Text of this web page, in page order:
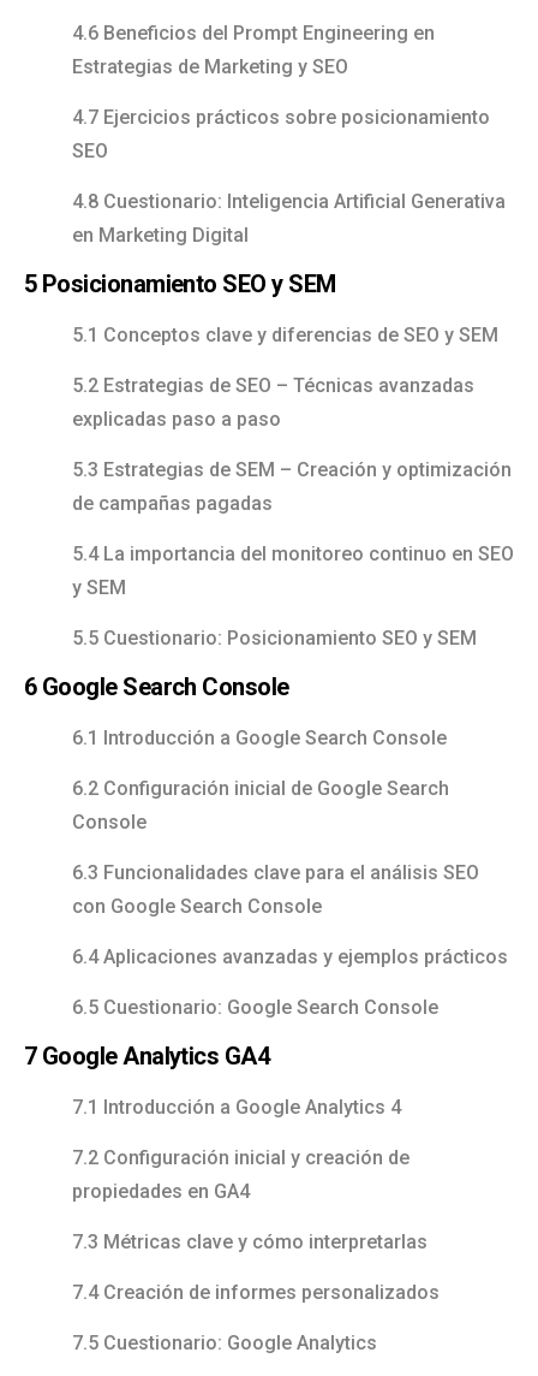
4.6 Beneficios del Prompt Engineering en
Estrategias de Marketing y SEO
4.7 Ejercicios prácticos sobre posicionamiento
SEO
4.8 Cuestionario: Inteligencia Artificial Generativa
en Marketing Digital
5 Posicionamiento SEO y SEM
5.1 Conceptos clave y diferencias de SEO y SEM
5.2 Estrategias de SEO – Técnicas avanzadas
explicadas paso a paso
5.3 Estrategias de SEM – Creación y optimización
de campañas pagadas
5.4 La importancia del monitoreo continuo en SEO
y SEM
5.5 Cuestionario: Posicionamiento SEO y SEM
6 Google Search Console
6.1 Introducción a Google Search Console
6.2 Configuración inicial de Google Search
Console
6.3 Funcionalidades clave para el análisis SEO
con Google Search Console
6.4 Aplicaciones avanzadas y ejemplos prácticos
6.5 Cuestionario: Google Search Console
7 Google Analytics GA4
7.1 Introducción a Google Analytics 4
7.2 Configuración inicial y creación de
propiedades en GA4
7.3 Métricas clave y cómo interpretarlas
7.4 Creación de informes personalizados
7.5 Cuestionario: Google Analytics